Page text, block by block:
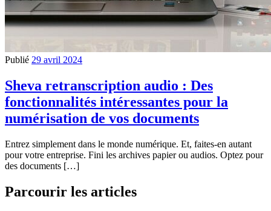
Publié 29 avril 2024
Sheva retranscription audio : Des
fonctionnalités intéressantes pour la
numérisation de vos documents
Entrez simplement dans le monde numérique. Et, faites-en autant
pour votre entreprise. Fini les archives papier ou audios. Optez pour
des documents […]
Parcourir les articles